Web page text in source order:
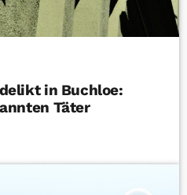
in Buchloe:
Täter